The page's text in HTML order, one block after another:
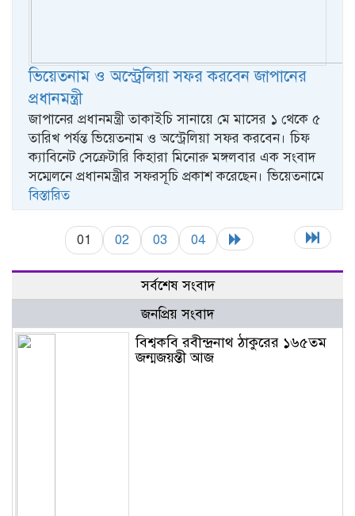
ভিয়েতনাম ও অস্ট্রেলিয়া সফর করবেন জাপানের
প্রধানমন্ত্রী
জাপানের প্রধানমন্ত্রী তাকাইচি সানায়ে মে মাসের ১ থেকে ৫
তারিখ পর্যন্ত ভিয়েতনাম ও অস্ট্রেলিয়া সফর করবেন। চিফ
ক্যাবিনেট সেক্রেটারি কিহারা মিনোরু মঙ্গলবার এক সংবাদ
সম্মেলনে প্রধানমন্ত্রীর সফরসূচি প্রকাশ করেছেন। ভিয়েতনামে
বিস্তারিত
01 02 03 04
সর্বশেষ সংবাদ
জনপ্রিয় সংবাদ
বিশ্বকবি রবীন্দ্রনাথ ঠাকুরের ১৬৫তম
জন্মজয়ন্তী আজ